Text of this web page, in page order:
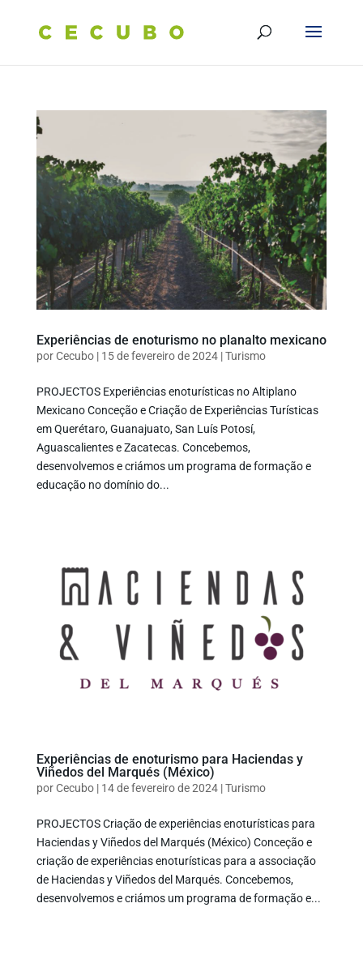
Experiências de enoturismo no planalto mexicano
porCecubo| 15 de fevereiro de 2024|Turismo
PROJECTOS Experiências enoturísticas no Altiplano
Mexicano Conceção e Criação de Experiências Turísticas
em Querétaro, Guanajuato, San Luís Potosí,
Aguascalientes e Zacatecas. Concebemos,
desenvolvemos e criámos um programa de formação e
educação no domínio do...
Experiências de enoturismo para Haciendas y
Viñedos del Marqués (México)
porCecubo| 14 de fevereiro de 2024|Turismo
PROJECTOS Criação de experiências enoturísticas para
Haciendas y Viñedos del Marqués (México) Conceção e
criação de experiências enoturísticas para a associação
de Haciendas y Viñedos del Marqués. Concebemos,
desenvolvemos e criámos um programa de formação e...